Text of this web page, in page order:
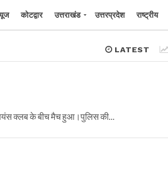
कोटद्वार उत्तराखंड उत्तरप्रदेश राष्ट्रीय
LATEST
क्लब के बीच मैच हुआ।पुलिस की...